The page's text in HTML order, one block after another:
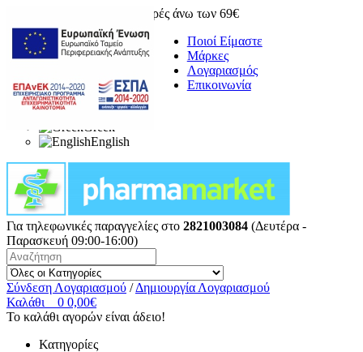
Δωρεάν μεταφορικά για αγορές άνω των 69€
Ποιοί Είμαστε
Μάρκες
Λογαριασμός
Επικοινωνία
Greek
English
Για τηλεφωνικές παραγγελίες στο 2821003084 (Δευτέρα -
Παρασκευή 09:00-16:00)
Σύνδεση Λογαριασμού / Δημιουργία Λογαριασμού
Καλάθι
0 0,00€
Το καλάθι αγορών είναι άδειο!
Κατηγορίες